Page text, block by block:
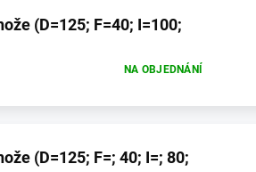
(D=125; F=40; I=100;
NA OBJEDNÁNÍ
(D=125; F=; 40; I=; 80;